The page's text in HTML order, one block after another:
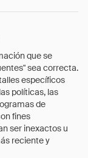
que se
sea correcta.
específicos
políticas, las
de
fines
ser inexactos u
reciente y